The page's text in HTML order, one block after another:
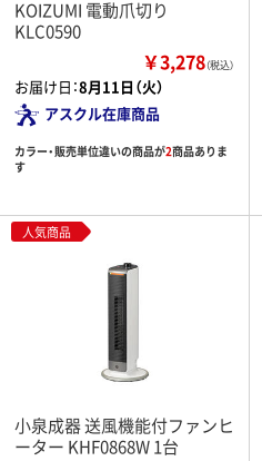
KOIZUMI 電動爪切り
KLC0590
￥3,278（税込）
お届け日：8月11日（火）
アスクル在庫商品
カラー・販売単位違いの商品が2商品ありま
す
人気商品
小泉成器 送風機能付ファンヒ
ーター KHF0868W 1台